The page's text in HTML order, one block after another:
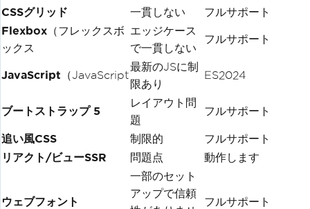
CSSグリッド 一貫しない
フルサポート
Flexbox （フレックスボ
ックス
エッジケース
で一貫しない
フルサポート
JavaScript （JavaScript
最新のJSに制
限あり
ES2024
ブートストラップ 5
レイアウト問
題
フルサポート
追い風CSS 制限的
フルサポート
リアクト/ビューSSR
問題点 動作します
ウェブフォント
一部のセット
アップで信頼
フルサポート